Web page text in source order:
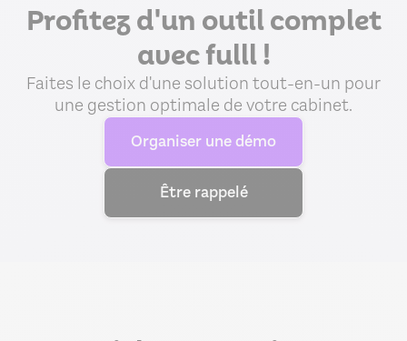
Profitez d'un outil complet
avec fulll !
Faites le choix d'une solution tout-en-un pour
une gestion optimale de votre cabinet.
Organiser une démo
Être rappelé